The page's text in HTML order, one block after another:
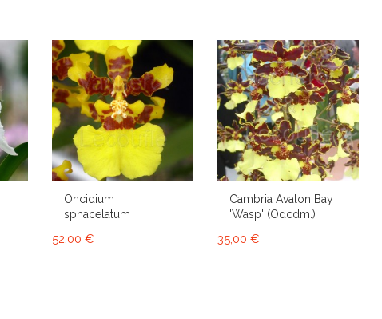
Oncidium
sphacelatum
52,00 €
Cambria Avalon Bay
'Wasp' (Odcdm.)
35,00 €